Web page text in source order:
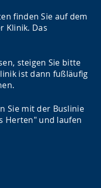
finden Sie auf dem
Klinik. Das
steigen Sie bitte
ist dann fußläufig
Sie mit der Buslinie
Herten" und laufen